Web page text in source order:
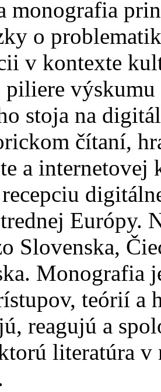
monografia
o
v kontexte
piliere
stoja na
čítaní,
a
Európy.
Slovenska,
Monografia
teórií a
reagujú a
literatúra